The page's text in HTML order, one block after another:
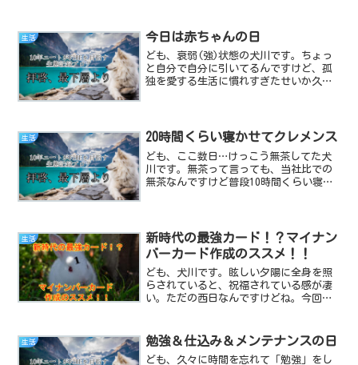
生活 今日は赤ちゃんの日
ども、衰弱(強)状態の犬川です。ちょっ
と自分で自分に引いてるんですけど、孤
独を愛する生活に慣れすぎたせいか久々
ら何とか自分のご...
生活 20時間くらい寝かせてクレメンス
ども、ここ数日…けっこう無茶してた犬
川です。無茶って言っても、当社比での
無茶なんですけど普段10時間くらい寝て
なんですけどもね！数...
生活
新時代の最強カード！？マイナン
バーカード作成のススメ！！
ども、犬川です。眩しい夕陽に全身を照
らされていると、祝福されている感が凄
い。ただの西日なんですけどね。今回
辺を、最下層の民の目線で見ていきたい
と思います。犬川P太郎現状...
生活 勉強＆仕込み＆メンテナンスの日
ども、久々に時間を忘れて「勉強」をし